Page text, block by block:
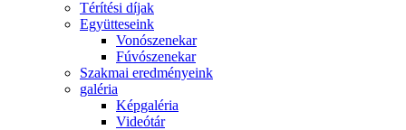
Térítési díjak
Együtteseink
Vonószenekar
Fúvószenekar
Szakmai eredményeink
galéria
Képgaléria
Videótár